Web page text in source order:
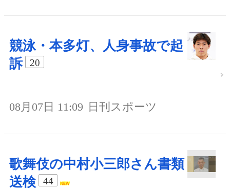
競泳・本多灯、人身事故で起
訴
20
08月07日 11:09 日刊スポーツ
歌舞伎の中村小三郎さん書類
送検
44